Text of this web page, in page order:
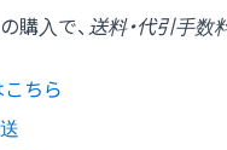
購入で、 送料・代引手数
ちら